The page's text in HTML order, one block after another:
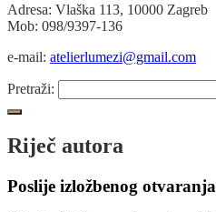
Adresa: Vlaška 113, 10000 Zagreb
Mob: 098/9397-136
e-mail: atelierlumezi@gmail.com
Pretraži:
Riječ autora
Poslije izložbenog otvaranja